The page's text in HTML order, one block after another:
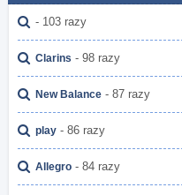
- 103 razy
Clarins - 98 razy
New Balance - 87 razy
play - 86 razy
Allegro - 84 razy